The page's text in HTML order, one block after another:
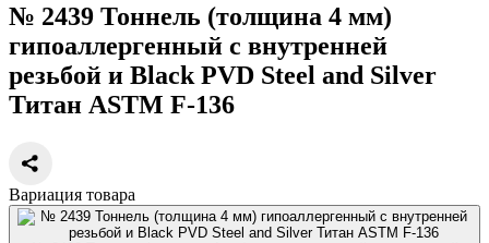
№ 2439 Тоннель (толщина 4 мм)
гипоаллергенный с внутренней
резьбой и Black PVD Steel and Silver
Титан ASTM F-136
Вариация товара